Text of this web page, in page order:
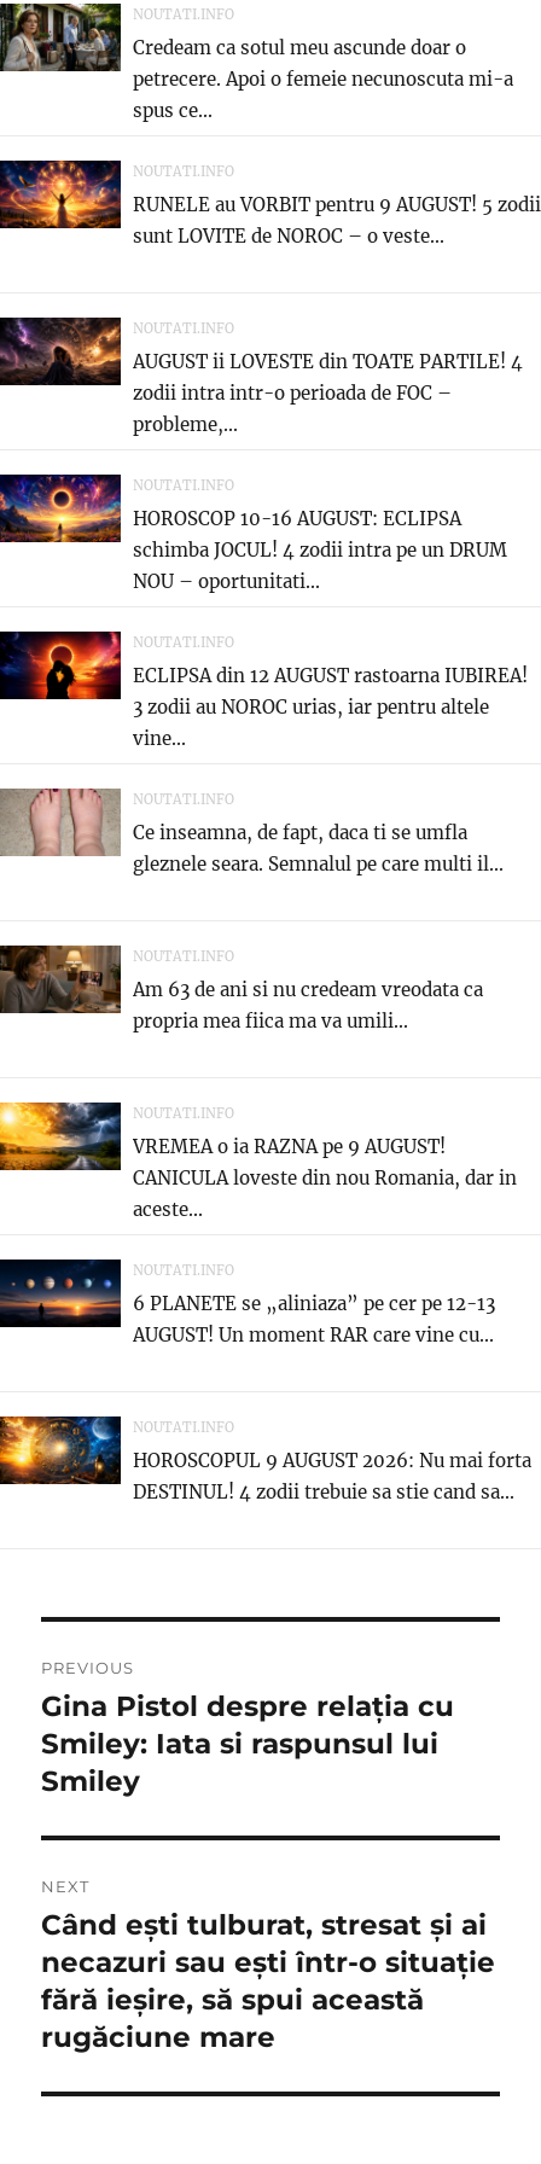
NOUTATI.INFO
Credeam ca sotul meu ascunde doar o
petrecere. Apoi o femeie necunoscuta mi-a
spus ce...
NOUTATI.INFO
RUNELE au VORBIT pentru 9 AUGUST! 5 zodii
sunt LOVITE de NOROC – o veste...
NOUTATI.INFO
AUGUST ii LOVESTE din TOATE PARTILE! 4
zodii intra intr-o perioada de FOC –
probleme,...
NOUTATI.INFO
HOROSCOP 10-16 AUGUST: ECLIPSA
schimba JOCUL! 4 zodii intra pe un DRUM
NOU – oportunitati...
NOUTATI.INFO
ECLIPSA din 12 AUGUST rastoarna IUBIREA!
3 zodii au NOROC urias, iar pentru altele
vine...
NOUTATI.INFO
Ce inseamna, de fapt, daca ti se umfla
gleznele seara. Semnalul pe care multi il...
NOUTATI.INFO
Am 63 de ani si nu credeam vreodata ca
propria mea fiica ma va umili...
NOUTATI.INFO
VREMEA o ia RAZNA pe 9 AUGUST!
CANICULA loveste din nou Romania, dar in
aceste...
NOUTATI.INFO
6 PLANETE se „aliniaza” pe cer pe 12-13
AUGUST! Un moment RAR care vine cu...
NOUTATI.INFO
HOROSCOPUL 9 AUGUST 2026: Nu mai forta
DESTINUL! 4 zodii trebuie sa stie cand sa...
în
articole
PREVIOUS
Previous
post:
Gina Pistol despre relația cu
Smiley: Iata si raspunsul lui
Smiley
NEXT
Next
post:
Când eşti tulburat, stresat şi ai
necazuri sau eşti într-o situaţie
fără ieşire, să spui această
rugăciune mare